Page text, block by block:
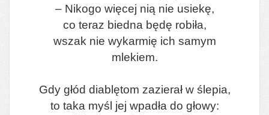
– Nikogo więcej nią nie usiekę,
co teraz biedna będę robiła,
wszak nie wykarmię ich samym
mlekiem.
Gdy głód diablętom zazierał w ślepia,
to taka myśl jej wpadła do głowy: